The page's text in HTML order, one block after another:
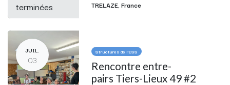
terminées
TRELAZE,France
JUIL.
03
Structures de l'ESS
Rencontre entre-
pairs Tiers-Lieux 49 #2